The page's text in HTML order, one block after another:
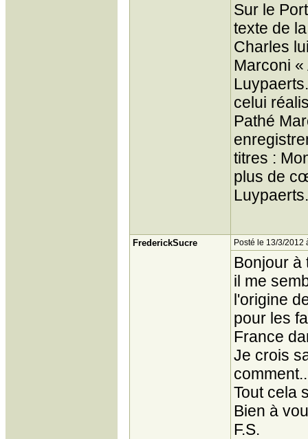
Sur le
texte de
Charles
Marconi «
celui
Pathé
titres :
plus de
Luypaerts.
FrederickSucre Posté le 13/3/2012
Bonjour à
il me
l'origine
pour les
France
Je crois
Tout cela
Bien à
F.S.